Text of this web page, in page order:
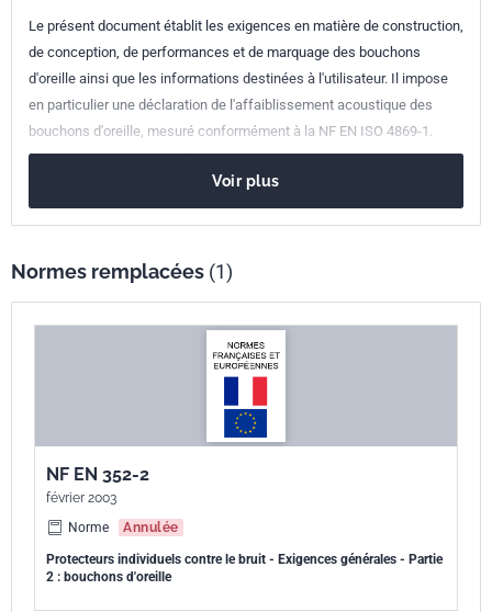
Parenté
européenne
EN 352-2:2020
Le présent document établit les exigences en matière de construction,
de conception, de performances et de marquage des bouchons
d'oreille ainsi que les informations destinées à l'utilisateur. Il impose
en particulier une déclaration de l'affaiblissement acoustique des
bouchons d'oreille, mesuré conformément à la NF EN ISO 4869-1.
Dans les exigences spécifiées, les exigences ergonomiques sont
prises en compte, notamment l'interaction entre l'utilisateur,
l'équipement et, si possible, l'environnement de travail dans lequel
Voir plus
Normes remplacées (1)
NF EN 352-2
février 2003
Norme
Annulée
Protecteurs individuels contre le bruit - Exigences générales - Partie
2 : bouchons d'oreille